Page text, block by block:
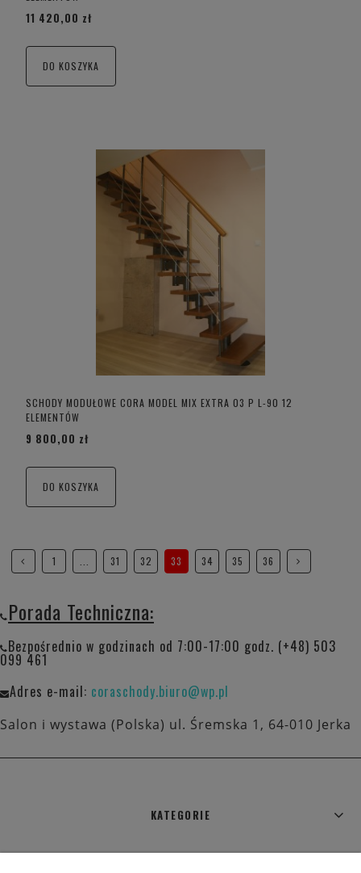
11 420,00 zł
DO KOSZYKA
SCHODY MODUŁOWE CORA MODEL MIX EXTRA 03 P L-90 12
ELEMENTÓW
9 800,00 zł
DO KOSZYKA
1 31 32 33 34 35 36
Porada Techniczna:
Bezpośrednio w godzinach od 7:00-17:00 godz. (+48) 503
099 461
Adres e-mail: coraschody.biuro@wp.pl
Salon i wystawa (Polska) ul. Śremska 1, 64-010 Jerka
KATEGORIE